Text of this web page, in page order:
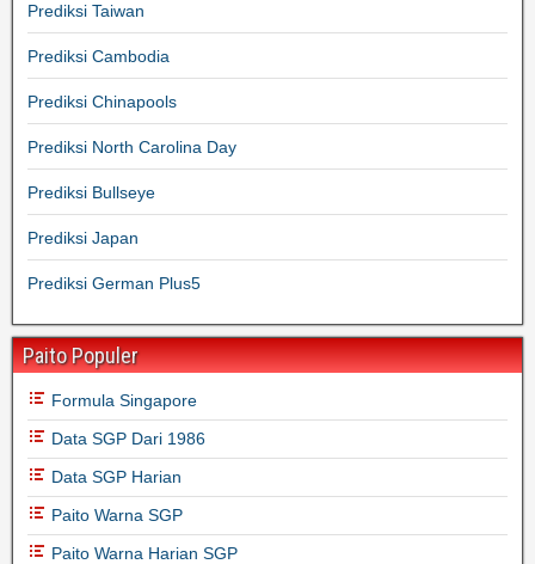
Prediksi Taiwan
Prediksi Cambodia
Prediksi Chinapools
Prediksi North Carolina Day
Prediksi Bullseye
Prediksi Japan
Prediksi German Plus5
Paito Populer
Formula Singapore
Data SGP Dari 1986
Data SGP Harian
Paito Warna SGP
Paito Warna Harian SGP